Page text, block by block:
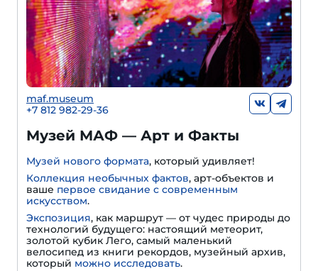
maf.museum
+7 812 982-29-36
Музей МАФ — Арт и Факты
Музей нового формата, который удивляет!
Коллекция необычных фактов, арт-объектов и
ваше первое свидание с современным
искусством.
Экспозиция, как маршрут — от чудес природы до
технологий будущего: настоящий метеорит,
золотой кубик Лего, самый маленький
велосипед из книги рекордов, музейный архив,
который можно исследовать.